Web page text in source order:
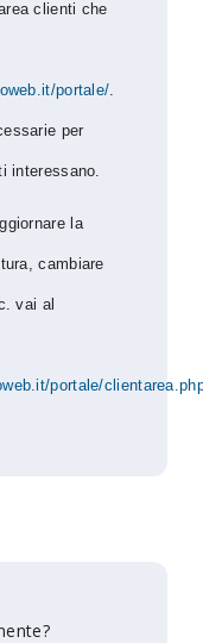
clienti che
portale/.
per
interessano.
la
cambiare
vai al
portale/